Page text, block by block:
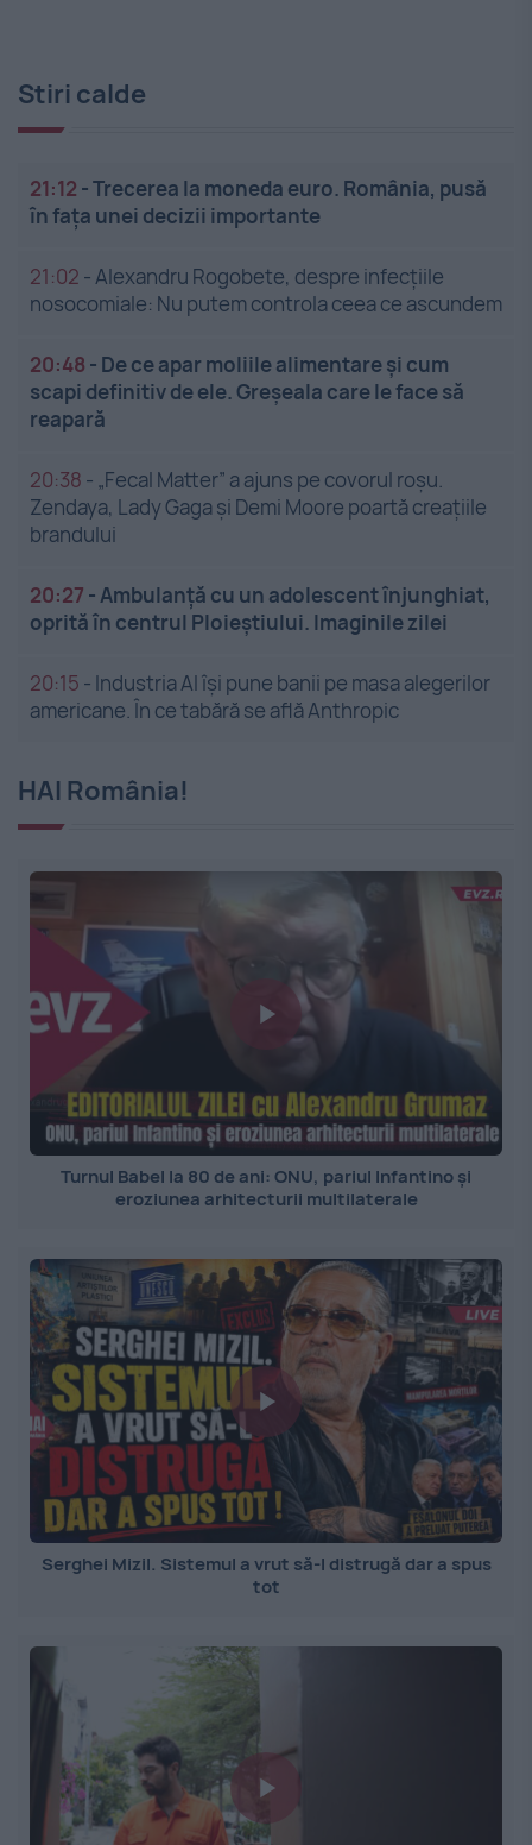
Stiri calde
21:12 -Trecerea la moneda euro. România, pusă
în fața unei decizii importante
21:02 -Alexandru Rogobete, despre infecțiile
nosocomiale: Nu putem controla ceea ce ascundem
20:48 - De ce apar moliile alimentare și cum
scapi definitiv de ele. Greșeala care le face să
reapară
20:38 - „Fecal Matter” a ajuns pe covorul roșu.
Zendaya, Lady Gaga și Demi Moore poartă creațiile
brandului
20:27 -Ambulanță cu un adolescent înjunghiat,
oprită în centrul Ploieștiului. Imaginile zilei
20:15 - Industria AI își pune banii pe masa alegerilor
americane. În ce tabără se află Anthropic
HAI România!
Turnul Babel la 80 de ani: ONU, pariul Infantino și
eroziunea arhitecturii multilaterale
Serghei Mizil. Sistemul a vrut să-l distrugă dar a spus
tot